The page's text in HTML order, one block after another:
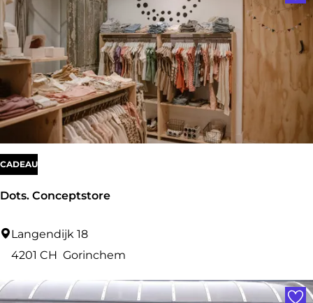
t
o
f
H
a
r
Dots. Conceptstore
D
s
Langendijk 18
4201 CH Gorinchem
CADEAU